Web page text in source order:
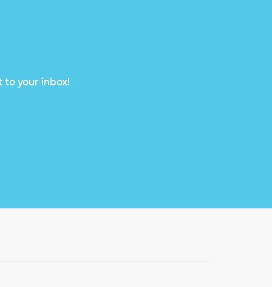
to your inbox!